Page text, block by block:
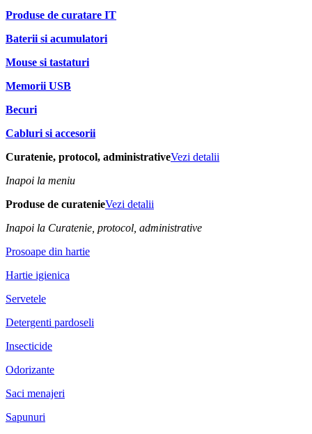
Produse de curatare IT
Baterii si acumulatori
Mouse si tastaturi
Memorii USB
Becuri
Cabluri si accesorii
Curatenie, protocol, administrativeVezi detalii
Inapoi la meniu
Produse de curatenieVezi detalii
Inapoi la Curatenie, protocol, administrative
Prosoape din hartie
Hartie igienica
Servetele
Detergenti pardoseli
Insecticide
Odorizante
Saci menajeri
Sapunuri